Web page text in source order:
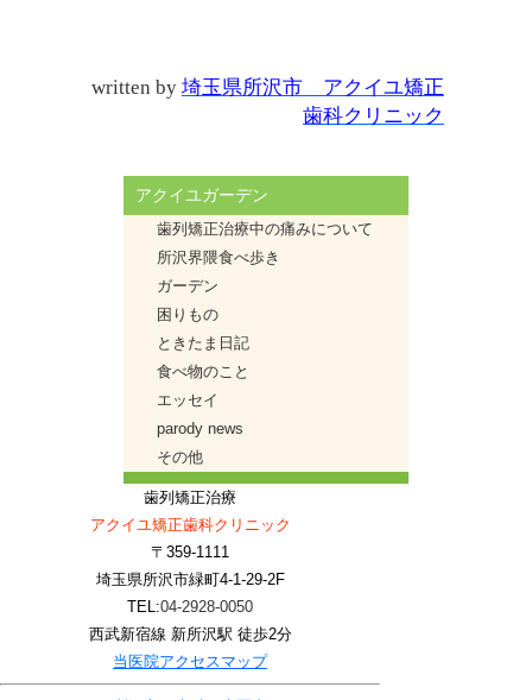
written by 埼玉県所沢市 アクイユ矯正
歯科クリニック
アクイユガーデン
歯列矯正治療中の痛みについて
所沢界隈食べ歩き
ガーデン
困りもの
ときたま日記
食べ物のこと
エッセイ
parody news
その他
歯列矯正治療
アクイユ矯正歯科クリニック
〒359-1111
埼玉県所沢市緑町4-1-29-2F
TEL:04-2928-0050
西武新宿線 新所沢駅 徒歩2分
当医院アクセスマップ